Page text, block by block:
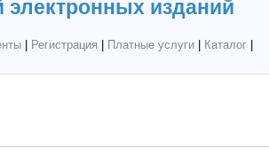
электронных изданий
| Регистрация Платные услуги| Каталог|